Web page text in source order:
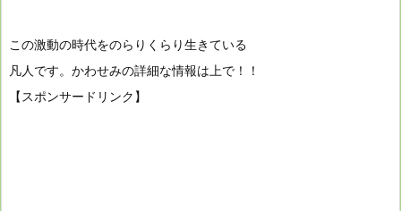
この激動の時代をのらりくらり生きている
凡人です。かわせみの詳細な情報は上で！！
【スポンサードリンク】